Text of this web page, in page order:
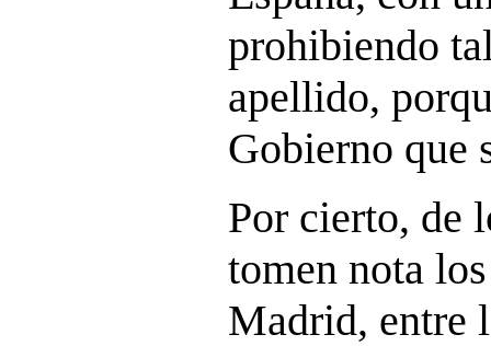
prohibiendo
apellido,
Gobierno que
Por cierto, de
tomen nota
Madrid, entre